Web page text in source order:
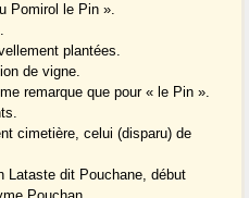
Pomirol le Pin ».
plantées.
de vigne.
remarque que pour « le Pin ».
cimetière, celui (disparu) de
Lataste dit Pouchane, début